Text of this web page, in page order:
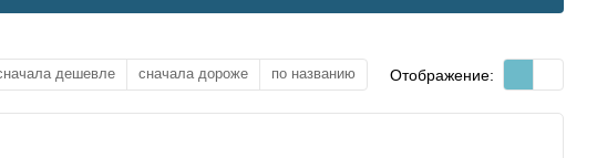
дешевле сначала дороже по названию Отображение: